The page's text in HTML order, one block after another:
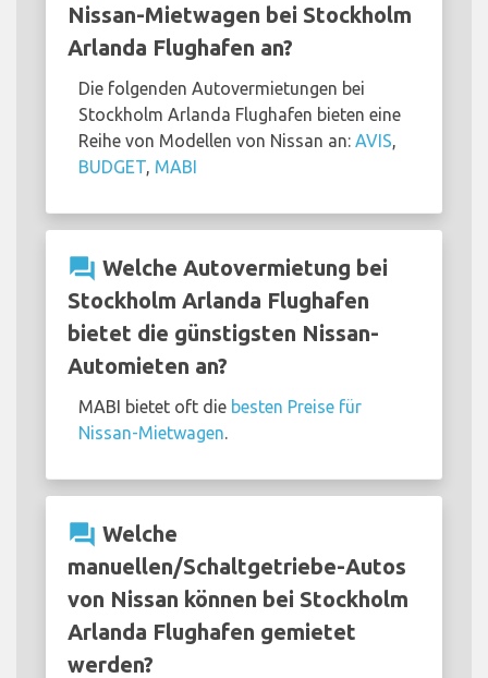
Nissan-Mietwagen bei Stockholm
Arlanda Flughafen an?
Die folgenden Autovermietungen bei
Stockholm Arlanda Flughafen bieten eine
Reihe von Modellen von Nissan an: AVIS
BUDGET MABI
question_answer Welche Autovermietung bei
Stockholm Arlanda Flughafen
bietet die günstigsten Nissan-
Automieten an?
MABI bietet oft die besten Preise für
Nissan-Mietwagen
question_answer Welche
manuellen/Schaltgetriebe-Autos
von Nissan können bei Stockholm
Arlanda Flughafen gemietet
werden?